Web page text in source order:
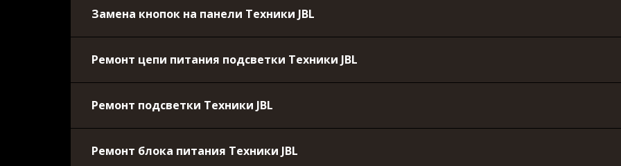
Замена кнопок на панели Техники JBL
Ремонт цепи питания подсветки Техники JBL
Ремонт подсветки Техники JBL
Ремонт блока питания Техники JBL